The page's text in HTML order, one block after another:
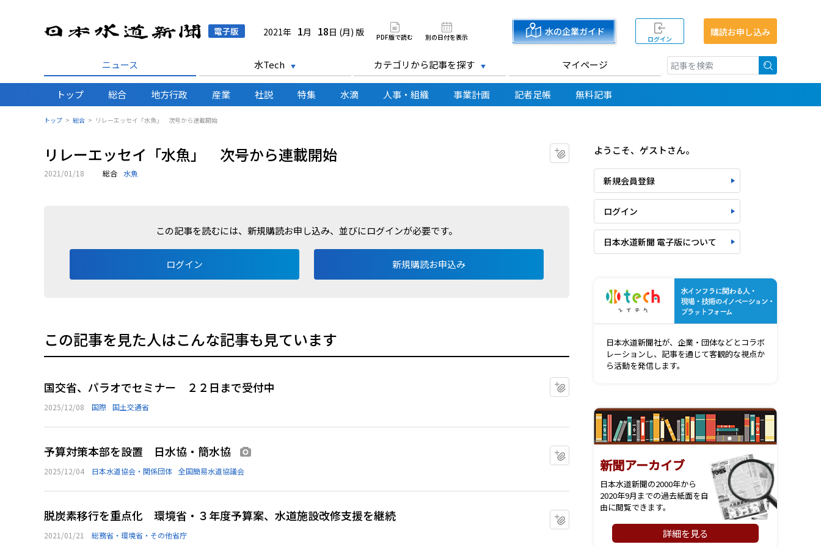
日本水道新聞 電子版
2021年 1月 18日 (月) 版 PDF版で読む 別の日付を表示 水の企業ガイド
ログイン
購読お申し込み
ニュース 水Tech カテゴリから記事を探す マイページ
トップ 総合 地方行政 産業 社説 特集 水滴 人事・組織 事業計画 記者足帳 無料記事
トップ 総合 リレーエッセイ「水魚」 次号から連載開始
リレーエッセイ「水魚」 次号から連載開始 マイクリップに追加
2021/01/18 総合 水魚
この記事を読むには、新規購読お申し込み、並びにログインが必要です。
ログイン 新規購読お申込み
この記事を見た人はこんな記事も見ています
国交省、パラオでセミナー ２２日まで受付中
2025/12/08 国際 国土交通省
予算対策本部を設置 日水協・簡水協
2025/12/04 日本水道協会・関係団体 全国簡易水道協議会
脱炭素移行を重点化 環境省・３年度予算案、水道施設改修支援を継続
2021/01/21 総務省・環境省・その他省庁
ようこそ、ゲストさん。
新規会員登録
ログイン
日本水道新聞 電子版について
日本水道新聞社が、企業・団体などとコラボ
レーションし、記事を通じて客観的な視点か
ら活動を発信します。
新聞アーカイブ
日本水道新聞の2000年から
2020年9月までの過去紙面を自
由に閲覧できます。
詳細を見る